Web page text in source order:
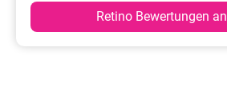
Retino Bewertungen